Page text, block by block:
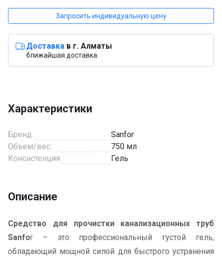
Запросить индивидуальную цену
Доставка в г. Алматы
ближайшая доставка
Характеристики
Бренд:
Sanfor
Объем/вес:
750 мл
Консистенция:
Гель
Описание
Средство для прочистки канализационных труб
Sanfor – это профессиональный густой гель,
обладающий мощной силой для быстрого устранения